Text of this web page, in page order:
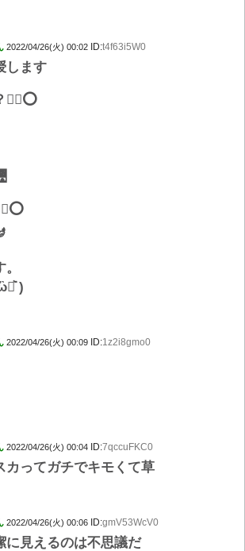
2022/04/26(火) 00:02 ID:t4f63i5W0
します
🙆‍♂⭕
･᷅ )
2022/04/26(火) 00:09 ID:1z2i8gmo0
2022/04/26(火) 00:04 ID:7qccuFKC0
カってガチでキモくて草
2022/04/26(火) 00:06 ID:gmV53WcV0
に見えるのは不思議だ